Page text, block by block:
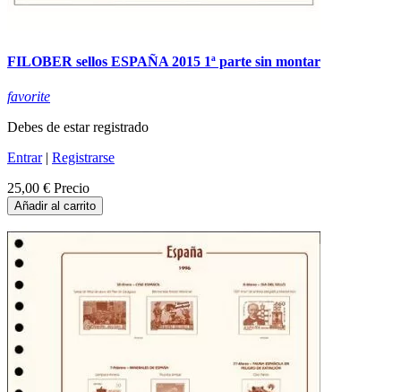
FILOBER sellos ESPAÑA 2015 1ª parte sin montar
favorite
Debes de estar registrado
Entrar| Registrarse
25,00 € Precio
Añadir al carrito